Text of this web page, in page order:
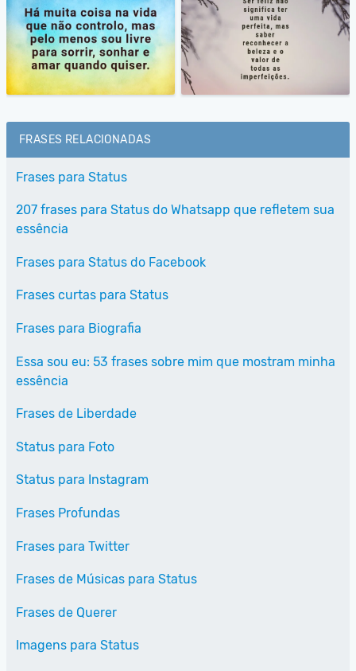
FRASES RELACIONADAS
Frases para Status
207 frases para Status do Whatsapp que refletem sua
essência
Frases para Status do Facebook
Frases curtas para Status
Frases para Biografia
Essa sou eu: 53 frases sobre mim que mostram minha
essência
Frases de Liberdade
Status para Foto
Status para Instagram
Frases Profundas
Frases para Twitter
Frases de Músicas para Status
Frases de Querer
Imagens para Status